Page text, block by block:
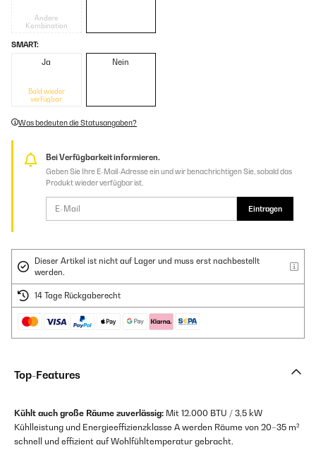
Andere
Kombination
SMART:
Ja
Bald wieder
verfügbar
Nein
Was bedeuten die Statusangaben?
Bei Verfügbarkeit informieren.
Geben Sie Ihre E-Mail-Adresse ein und wir benachrichtigen Sie, sobald das
Produkt wieder verfügbar ist.
Eintragen
Dieser Artikel ist nicht auf Lager und muss erst nachbestellt
werden.
14 Tage Rückgaberecht
Top-Features
Kühlt auch große Räume zuverlässig: Mit 12.000 BTU / 3,5 kW
Kühlleistung und Energieeffizienzklasse A werden Räume von 20–35 m²
schnell und effizient auf Wohlfühltemperatur gebracht.